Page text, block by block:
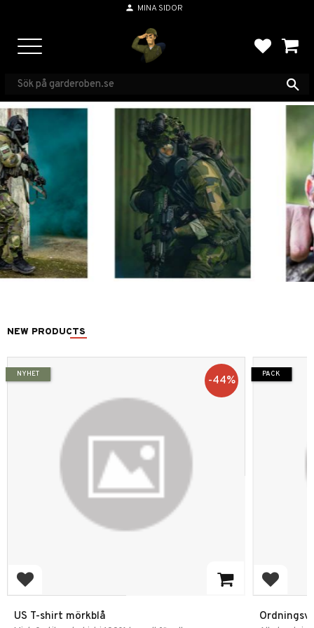
person MINA SIDOR
NEW PRODUCTS
Add to favorites
US T-shirt mörkblå
44%
NYHET
Add to
PACK